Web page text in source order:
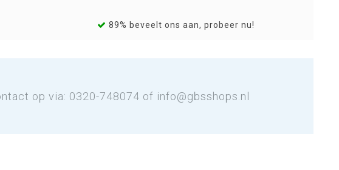
89% beveelt ons aan, probeer nu!
op via: 0320-748074 of info@gbsshops.nl